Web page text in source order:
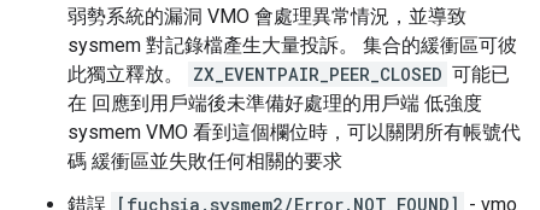
弱勢系統的漏洞 VMO 會處理異常情況，並導致
sysmem 對記錄檔產生大量投訴。 集合的緩衝區可彼
此獨立釋放。
ZX_EVENTPAIR_PEER_CLOSED 可能已
在 回應到用戶端後未準備好處理的用戶端 低強度
sysmem VMO 看到這個欄位時，可以關閉所有帳號代
碼 緩衝區並失敗任何相關的要求
錯誤
[fuchsia.sysmem2/Error.NOT_FOUND] - vmo